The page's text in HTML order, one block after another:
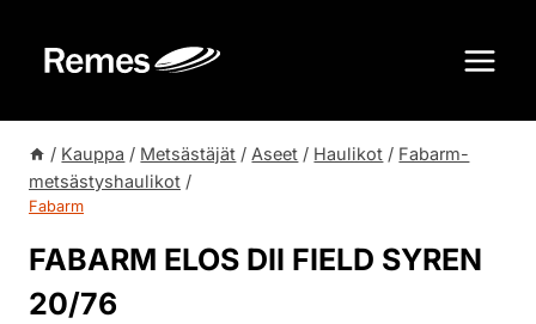
sisältöön
/ Kauppa / Metsästäjät / Aseet / Haulikot / Fabarm-
metsästyshaulikot /
Fabarm
FABARM ELOS DII FIELD SYREN
20/76